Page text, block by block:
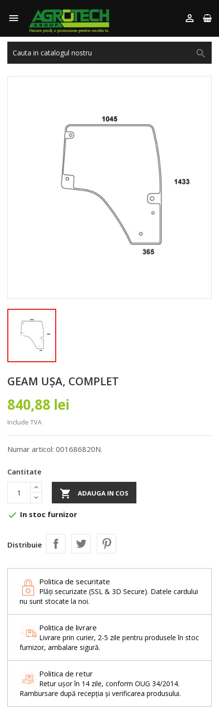
 

GEAM UȘA, COMPLET
840,88 lei
Include TVA
Numar articol: 001686820N.
Cantitate
 ADAUGA IN COS
 In stoc furnizor
Distribuie
Politica de securitate
Plăți securizate (SSL & 3D Secure). Datele cardului
nu sunt stocate la noi.
Politica de livrare
Livrare prin curier, 2-5 zile pentru produsele în stoc
furnizor, ambalare sigură.
Politica de retur
Retur ușor în 14 zile, conform OUG 34/2014.
Rambursare după recepția și verificarea produsului.